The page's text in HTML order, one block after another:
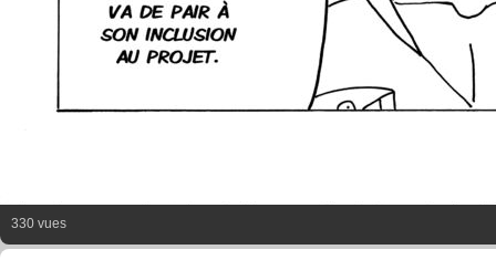
330 vues